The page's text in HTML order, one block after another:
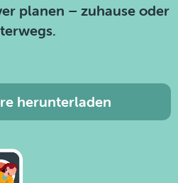
planen – zuhause oder
herunterladen